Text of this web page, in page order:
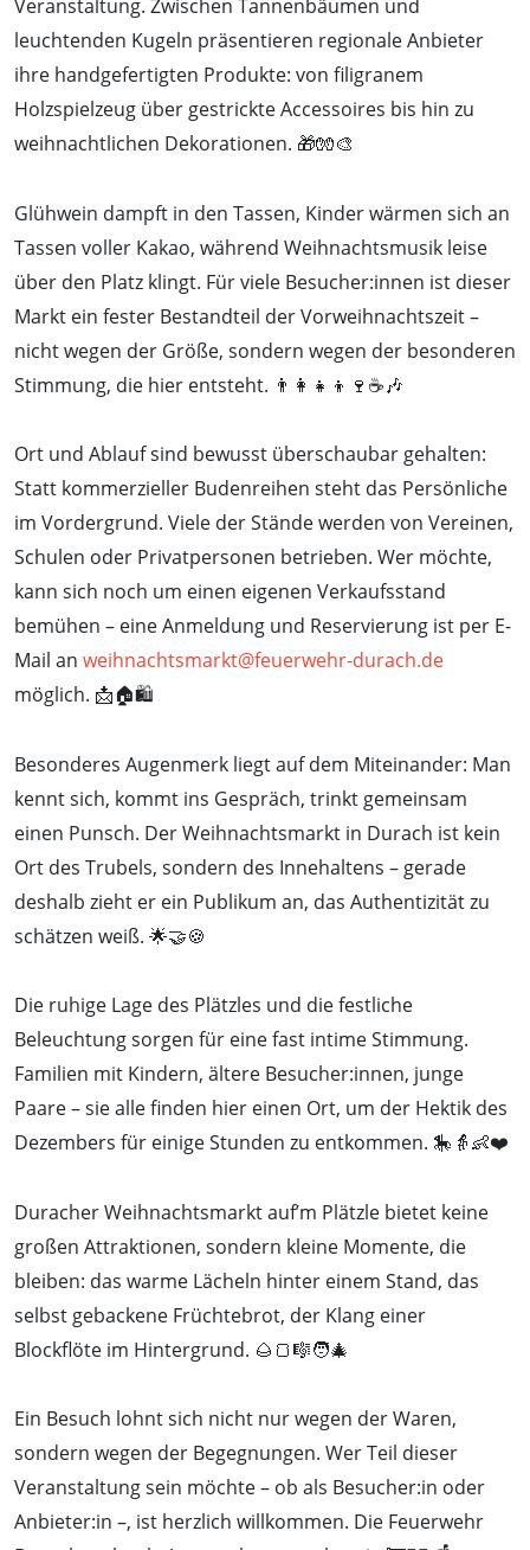
Veranstaltung. Zwischen Tannenbäumen und
leuchtenden Kugeln präsentieren regionale Anbieter
ihre handgefertigten Produkte: von filigranem
Holzspielzeug über gestrickte Accessoires bis hin zu
weihnachtlichen Dekorationen. 🎁🧤🎨
Glühwein dampft in den Tassen, Kinder wärmen sich an
Tassen voller Kakao, während Weihnachtsmusik leise
über den Platz klingt. Für viele Besucher:innen ist dieser
Markt ein fester Bestandteil der Vorweihnachtszeit –
nicht wegen der Größe, sondern wegen der besonderen
Stimmung, die hier entsteht. 👨‍👩‍👧‍👦🍷☕🎶
Ort und Ablauf sind bewusst überschaubar gehalten:
Statt kommerzieller Budenreihen steht das Persönliche
im Vordergrund. Viele der Stände werden von Vereinen,
Schulen oder Privatpersonen betrieben. Wer möchte,
kann sich noch um einen eigenen Verkaufsstand
bemühen – eine Anmeldung und Reservierung ist per E-
Mail an weihnachtsmarkt@feuerwehr-durach.de
möglich. 📩🏠🛍️
Besonderes Augenmerk liegt auf dem Miteinander: Man
kennt sich, kommt ins Gespräch, trinkt gemeinsam
einen Punsch. Der Weihnachtsmarkt in Durach ist kein
Ort des Trubels, sondern des Innehaltens – gerade
deshalb zieht er ein Publikum an, das Authentizität zu
schätzen weiß. 🌟🤝🍪
Die ruhige Lage des Plätzles und die festliche
Beleuchtung sorgen für eine fast intime Stimmung.
Familien mit Kindern, ältere Besucher:innen, junge
Paare – sie alle finden hier einen Ort, um der Hektik des
Dezembers für einige Stunden zu entkommen. 🎠👵👶❤️
Duracher Weihnachtsmarkt auf’m Plätzle bietet keine
großen Attraktionen, sondern kleine Momente, die
bleiben: das warme Lächeln hinter einem Stand, das
selbst gebackene Früchtebrot, der Klang einer
Blockflöte im Hintergrund. 🌰🍞🎼🧑‍🎄
Ein Besuch lohnt sich nicht nur wegen der Waren,
sondern wegen der Begegnungen. Wer Teil dieser
Veranstaltung sein möchte – ob als Besucher:in oder
Anbieter:in –, ist herzlich willkommen. Die Feuerwehr